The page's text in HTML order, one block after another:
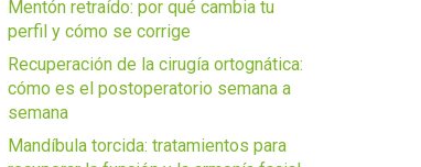
Mentón retraído: por qué cambia tu
perfil y cómo se corrige
Recuperación de la cirugía ortognática:
cómo es el postoperatorio semana a
semana
Mandíbula torcida: tratamientos para